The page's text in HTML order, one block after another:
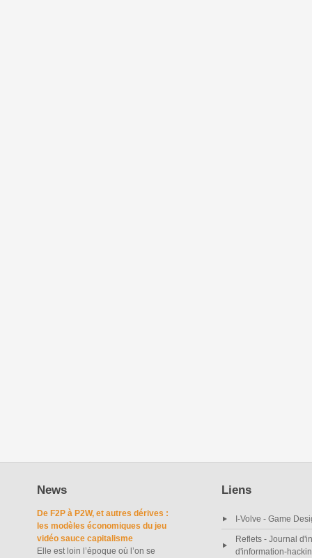
News
De F2P à P2W, et autres dérives :
les modèles économiques du jeu
vidéo sauce capitalisme
Elle est loin l’époque où l’on se
Liens
I-Volve - Game
Reflets - Journal
d'information-